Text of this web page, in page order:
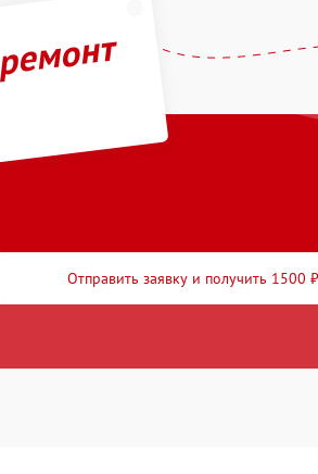
Отправить заявку и получить 1500 ₽